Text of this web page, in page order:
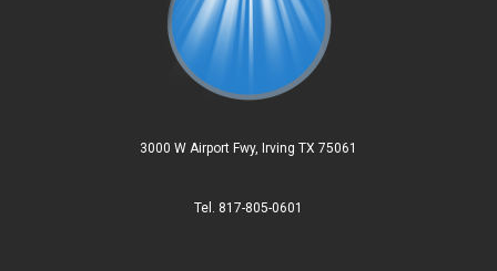
3000 W Airport Fwy, Irving TX 75061
Tel. 817-805-0601